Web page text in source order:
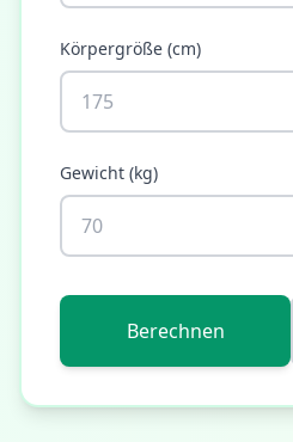
Körpergröße (cm)
Gewicht (kg)
Berechnen